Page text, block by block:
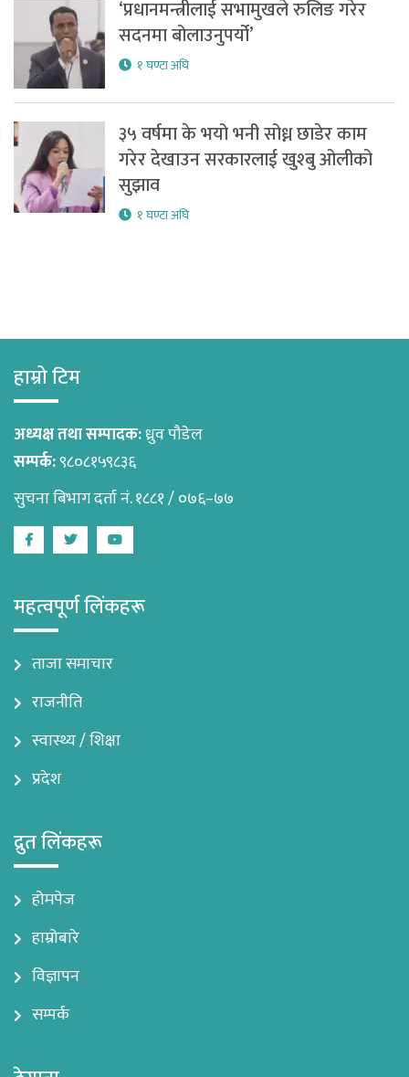
‘प्रधानमन्त्रीलाई सभामुखले रुलिङ गरेर
सदनमा बोलाउनुपर्यो’
१ घण्टा अघि
३५ वर्षमा के भयो भनी सोध्न छाडेर काम
गरेर देखाउन सरकारलाई खुश्बु ओलीको
सुझाव
१ घण्टा अघि
हाम्रो टिम
अध्यक्ष तथा सम्पादक:ध्रुव पौडेल
सम्पर्क:९८०८१५९८३६
सुचना बिभाग दर्ता नं. १८८१ / ०७६–७७
FacebookTwitterYoutube
महत्वपूर्ण लिंकहरू
ताजा समाचार
राजनीति
स्वास्थ्य / शिक्षा
प्रदेश
द्रुत लिंकहरू
होमपेज
हाम्रोबारे
विज्ञापन
सम्पर्क